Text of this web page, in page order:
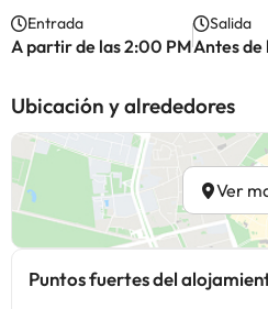
Entrada
A partir de las 2:00 PM
Salida
Antes de
Ubicación y alrededores
Ver
Puntos fuertes del